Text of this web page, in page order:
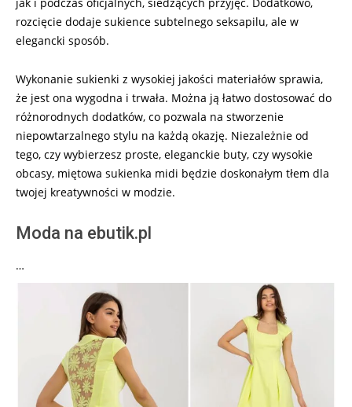
rozcięcie dodaje sukience subtelnego seksapilu, ale w
elegancki sposób.
Wykonanie sukienki z wysokiej jakości materiałów sprawia,
że jest ona wygodna i trwała. Można ją łatwo dostosować do
różnorodnych dodatków, co pozwala na stworzenie
niepowtarzalnego stylu na każdą okazję. Niezależnie od
tego, czy wybierzesz proste, eleganckie buty, czy wysokie
obcasy, miętowa sukienka midi będzie doskonałym tłem dla
twojej kreatywności w modzie.
Moda na ebutik.pl
…